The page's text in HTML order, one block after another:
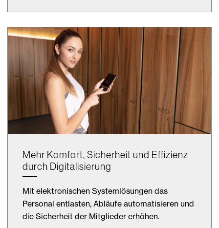
Mehr Komfort, Sicherheit und Effizienz
durch Digitalisierung
Mit elektronischen Systemlösungen das
Personal entlasten, Abläufe automatisieren und
die Sicherheit der Mitglieder erhöhen.